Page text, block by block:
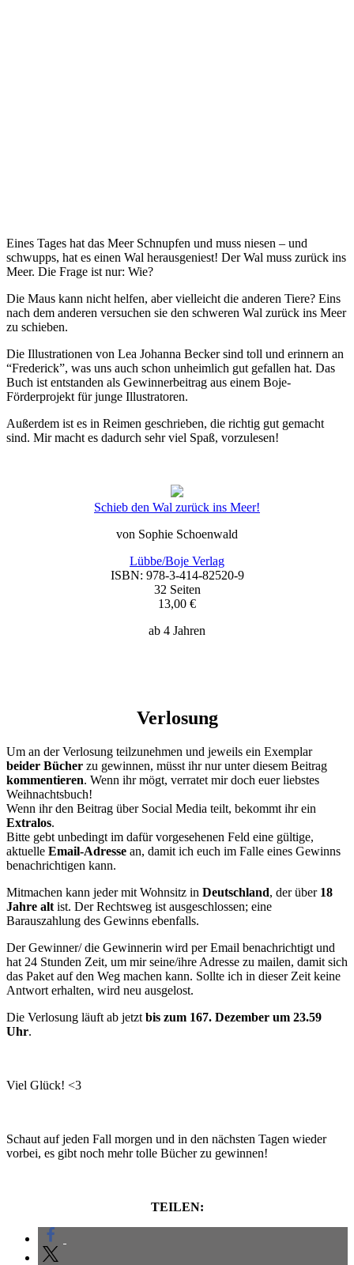
Eines Tages hat das Meer Schnupfen und muss niesen – und
schwupps, hat es einen Wal herausgeniest! Der Wal muss zurück ins
Meer. Die Frage ist nur: Wie?
Die Maus kann nicht helfen, aber vielleicht die anderen Tiere? Eins
nach dem anderen versuchen sie den schweren Wal zurück ins Meer
zu schieben.
Die Illustrationen von Lea Johanna Becker sind toll und erinnern an
“Frederick”, was uns auch schon unheimlich gut gefallen hat. Das
Buch ist entstanden als Gewinnerbeitrag aus einem Boje-
Förderprojekt für junge Illustratoren.
Außerdem ist es in Reimen geschrieben, die richtig gut gemacht
sind. Mir macht es dadurch sehr viel Spaß, vorzulesen!
Schieb den Wal zurück ins Meer!
von Sophie Schoenwald
Lübbe/Boje Verlag
ISBN: 978-3-414-82520-9
32 Seiten
13,00 €
ab 4 Jahren
Verlosung
Um an der Verlosung teilzunehmen und jeweils ein Exemplar
beider Bücher zu gewinnen, müsst ihr nur unter diesem Beitrag
kommentieren. Wenn ihr mögt, verratet mir doch euer liebstes
Weihnachtsbuch!
Wenn ihr den Beitrag über Social Media teilt, bekommt ihr ein
Extralos.
Bitte gebt unbedingt im dafür vorgesehenen Feld eine gültige,
aktuelle Email-Adresse an, damit ich euch im Falle eines Gewinns
benachrichtigen kann.
Mitmachen kann jeder mit Wohnsitz in Deutschland, der über 18
Jahre alt ist. Der Rechtsweg ist ausgeschlossen; eine
Barauszahlung des Gewinns ebenfalls.
Der Gewinner/ die Gewinnerin wird per Email benachrichtigt und
hat 24 Stunden Zeit, um mir seine/ihre Adresse zu mailen, damit sich
das Paket auf den Weg machen kann. Sollte ich in dieser Zeit keine
Antwort erhalten, wird neu ausgelost.
Die Verlosung läuft ab jetzt bis zum 167. Dezember um 23.59
Uhr.
Viel Glück! <3
Schaut auf jeden Fall morgen und in den nächsten Tagen wieder
vorbei, es gibt noch mehr tolle Bücher zu gewinnen!
TEILEN: